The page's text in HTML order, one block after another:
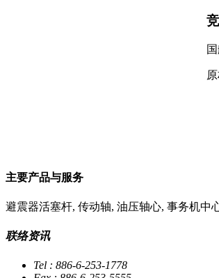
主要产品与服务
避震器活塞杆, 传动轴, 油压轴心, 事务机中
联络资讯
Tel : 886-6-253-1778